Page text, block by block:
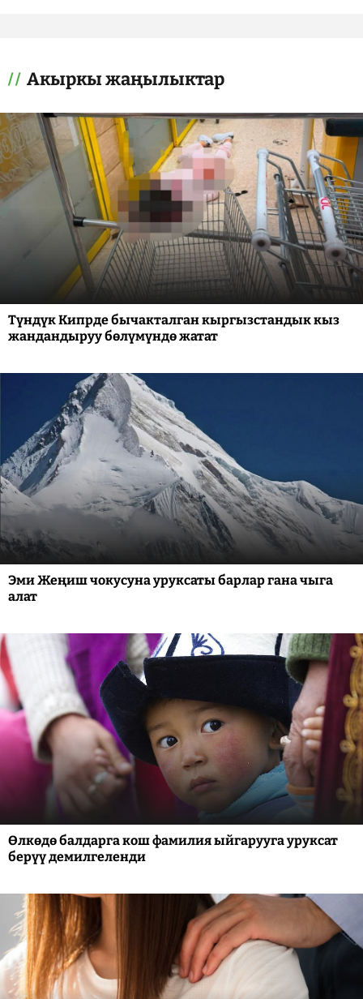
Акыркы жаңылыктар
Түндүк Кипрде бычакталган кыргызстандык кыз
жандандыруу бөлүмүндө жатат
Эми Жеңиш чокусуна уруксаты барлар гана чыга
алат
Өлкөдө балдарга кош фамилия ыйгарууга уруксат
берүү демилгеленди